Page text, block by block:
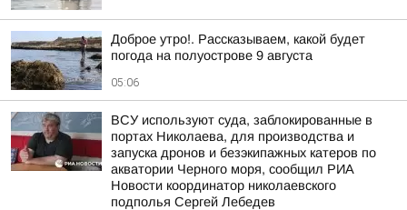
Доброе утро!. Рассказываем, какой будет
погода на полуострове 9 августа
05:06
ВСУ используют суда, заблокированные в
портах Николаева, для производства и
запуска дронов и безэкипажных катеров по
акватории Черного моря, сообщил РИА
Новости координатор николаевского
подполья Сергей Лебедев